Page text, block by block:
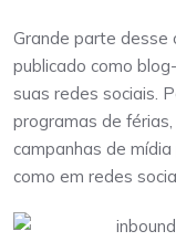
Grande parte desse
publicado como
suas redes sociais.
programas de
campanhas de
como em redes